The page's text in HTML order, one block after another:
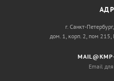
г. Санкт-
дом. 1, корп. 2, пом 215,
Email